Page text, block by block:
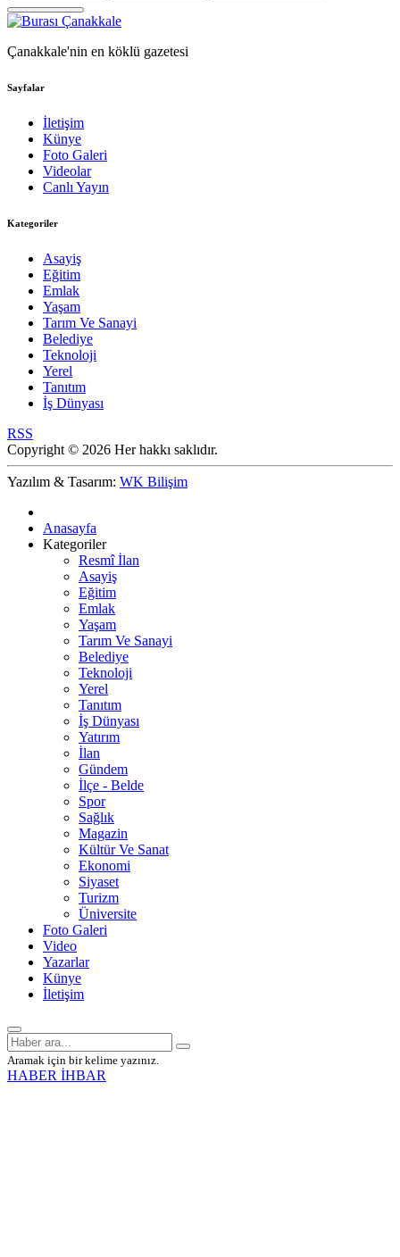
Çanakkale'nin en köklü gazetesi
Sayfalar
İletişim
Künye
Foto Galeri
Videolar
Canlı Yayın
Kategoriler
Asayiş
Eğitim
Emlak
Yaşam
Tarım Ve Sanayi
Belediye
Teknoloji
Yerel
Tanıtım
İş Dünyası
RSS
Copyright © 2026 Her hakkı saklıdır.
Yazılım & Tasarım: WK Bilişim
Anasayfa
Kategoriler
Resmî İlan
Asayiş
Eğitim
Emlak
Yaşam
Tarım Ve Sanayi
Belediye
Teknoloji
Yerel
Tanıtım
İş Dünyası
Yatırım
İlan
Gündem
İlçe - Belde
Spor
Sağlık
Magazin
Kültür Ve Sanat
Ekonomi
Siyaset
Turizm
Üniversite
Foto Galeri
Video
Yazarlar
Künye
İletişim
Aramak için bir kelime yazınız.
HABER İHBAR